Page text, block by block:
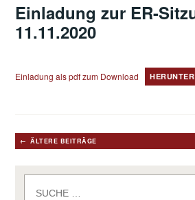
Einladung zur ER-
11.11.2020
Einladung als pdf zum Download
ÄLTERE BEITRÄGE
nach: